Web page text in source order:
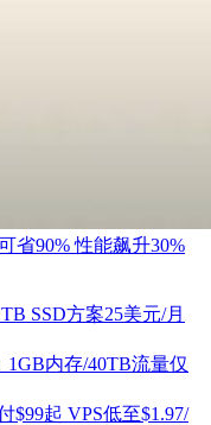
省90% 性能飙升30%
SSD方案25美元/月
1GB内存/40TB流量仅
$99起 VPS低至$1.97/